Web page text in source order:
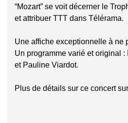
“Mozart” se voit décerner le
et attribuer TTT dans Télérama.
Une affiche exceptionnelle à ne
Un programme varié et original
et Pauline Viardot.
Plus de détails sur ce concert sur